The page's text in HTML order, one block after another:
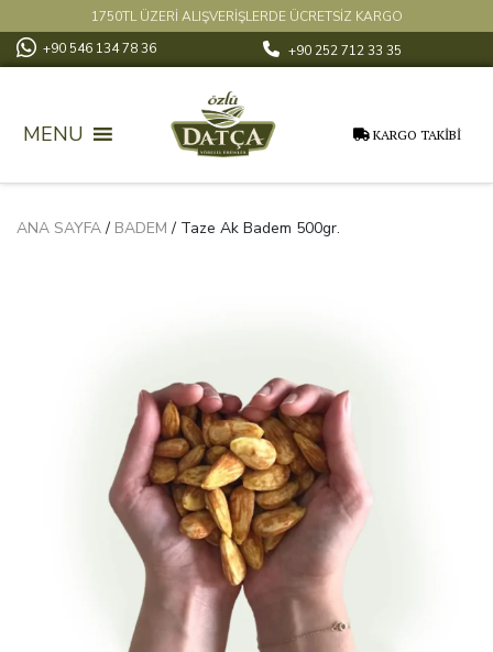
1750TL ÜZERİ ALIŞVERİŞLERDE ÜCRETSİZ KARGO
+90 546 134 78 36
+90 252 712 33 35
MENU KARGO TAKİBİ
ANA SAYFA/ BADEM / Taze Ak Badem 500gr.